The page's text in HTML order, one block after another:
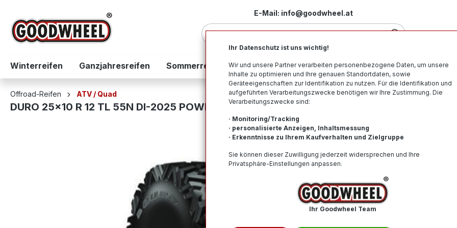
Zur Hauptnavigation springen E-Mail: info@goodwheel.at
Winterreifen Ganzjahresreifen Sommerreifen Motorradreifen Felgen Offroad-Reifen
Offroad-Reifen ATV / Quad
DURO 25x10 R 12 TL 55N DI-2025 POWER GRIP 6PR E-KENNUNG
126,43
Preise inkl.
Ihr Datenschutz ist uns wichtig!
Wir und unsere Partner verarbeiten personenbezogene Daten, um unsere
Inhalte zu optimieren und Ihre genauen Standortdaten, sowie
Geräteeigenschaften zur Identifikation zu nutzen. Für die Identifikation und
aufgeführten Verarbeitungszwecke benötigen wir Ihre Zustimmung. Die
Verarbeitungszwecke sind:
· Monitoring/Tracking
· personalisierte Anzeigen, Inhaltsmessung
· Erkenntnisse zu Ihrem Kaufverhalten und Zielgruppe
Sie können dieser Zuwilligung jederzeit widersprechen und Ihre
Privatsphäre-Einstellungen anpassen.
Ihr Goodwheel Team